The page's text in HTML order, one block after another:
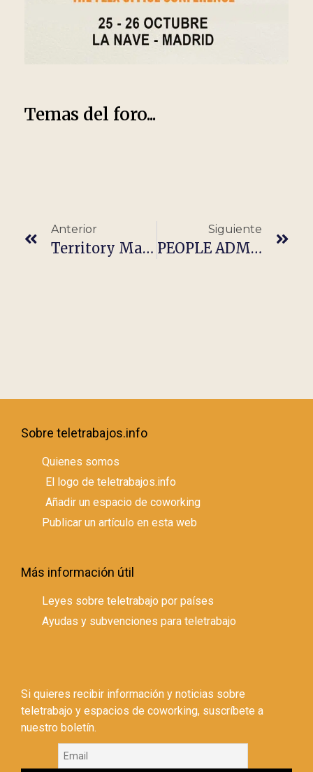
Temas del foro...
Anterior
Territory Manager Endoscopia (Pais Vasco, La Rioja Y Cantabria)
Siguiente
PEOPLE ADMINISTRATION COORDINATOR
Sobre teletrabajos.info
Quienes somos
El logo de teletrabajos.info
Añadir un espacio de coworking
Publicar un artículo en esta web
Más información útil
Leyes sobre teletrabajo por países
Ayudas y subvenciones para teletrabajo
Si quieres recibir información y noticias sobre
teletrabajo y espacios de coworking, suscríbete a
nuestro boletín.